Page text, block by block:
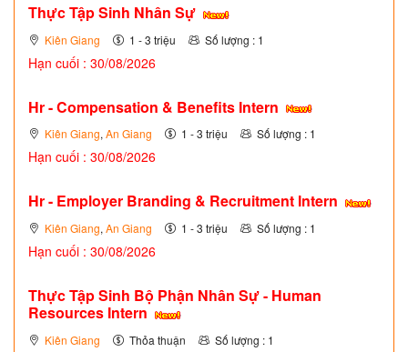
Thực Tập Sinh Nhân Sự
Kiên Giang 1 - 3 triệu Số lượng : 1
Hạn cuối : 30/08/2026
Hr - Compensation & Benefits Intern
Kiên Giang, An Giang 1 - 3 triệu Số lượng : 1
Hạn cuối : 30/08/2026
Hr - Employer Branding & Recruitment Intern
Kiên Giang, An Giang 1 - 3 triệu Số lượng : 1
Hạn cuối : 30/08/2026
Thực Tập Sinh Bộ Phận Nhân Sự - Human
Resources Intern
Kiên Giang Thỏa thuận Số lượng : 1